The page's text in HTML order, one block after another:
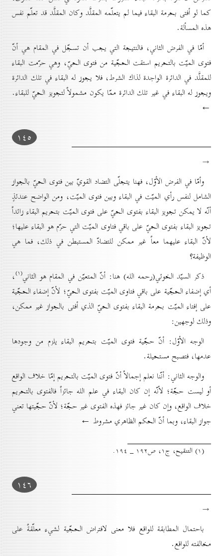
كما لو أفتى بحرمة البقاء فيما لم يتعلّمه المقلَّد وكان المقلَّد قد تعلّم نفس
هذه المسألة.
أمّا في الفرض الثاني، فالنتيجة التي يجب أن تسجّل في المقام هي أنّ
فتوى الميّت بالتحريم استقت الحجّية من فتوى الحيّ، وهي حرّمت البقاء
للمقلَّد في الدائرة الواجدة لذاك الشرط، فلا يجوز له البقاء في تلك الدائرة
ويجوز له البقاء في غير تلك الدائرة ممّا يكون مشمولاً لتجويز الحيّ للبقاء.
←
۱٤٥
→
وأمّا في الفرض الأوّل، فهنا يتجلّى التضاد القويّ بين فتوى الحيّ بالجواز
الشامل لنفس رأي الميّت في البقاء وبين فتوى الميّت، ومن الواضح عندئذٍ
أنّه لا يمكن تجويز البقاء بفتوى الحيّ على فتوى الميّت بتحريم البقاء زائداً
تجويز البقاء بفتوى الحيّ على باقي فتاوى الميّت التي حرّم هو البقاء عليها؛
لأنّ البقاء عليهما معاً غير ممكن للتضادّ المستبطن في ذلك، فما هي
الوظيفة؟
ذكر السيّد الخوئي(رحمه الله) هنا: أنّ المتعيّن في المقام هو الثاني(۱) ،
أي إضفاء الحجّية على باقي فتاوى الميّت بفتوى الحيّ؛ لأنّ إضفاء الحجّية
على إفتاء الميّت بحرمة البقاء بفتوى الحيّ الذي أفتى بالجواز غير ممكن،
وذلك لوجهين:
الوجه الأوّل: أنّ حجّية فتوى الميّت بتحريم البقاء يلزم من وجودها
عدمها، فتصبح مستحيلة.
والوجه الثاني: أنّنا نعلم إجمالاً أنّ فتوى الميّت بالتحريم إمّا خلاف الواقع
أو ليست حجّة؛ لأنّه إن كان البقاء في علم الله جائزاً فالفتوى بالتحريم
خلاف الواقع، وإن كان غير جائز فهذه الفتوى غير حجّة؛ لأنّ حجّيتها تعني
جواز البقاء، وبما أنّ الحكم الظاهري مشروط ←
(۱) التنقيح، ج۱، ص۱۹۲ _ ۱۹٤.
۱٤٦
→
باحتمال المطابقة للواقع فلا معنى لافتراض الحجّية لشيء معلّقةً على
مخالفته للواقع.